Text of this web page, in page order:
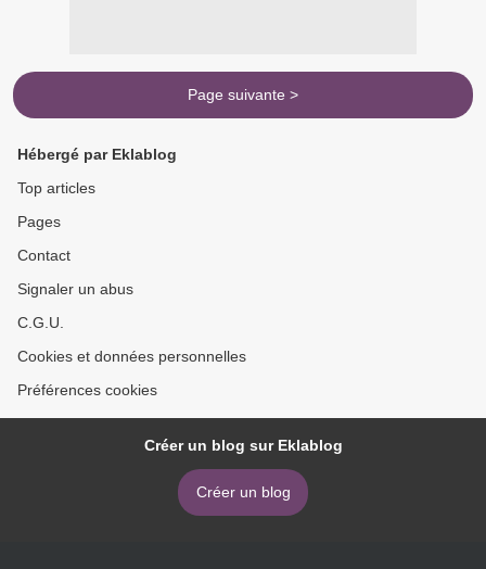
Page suivante >
Hébergé par Eklablog
Top articles
Pages
Contact
Signaler un abus
C.G.U.
Cookies et données personnelles
Préférences cookies
Créer un blog sur Eklablog
Créer un blog